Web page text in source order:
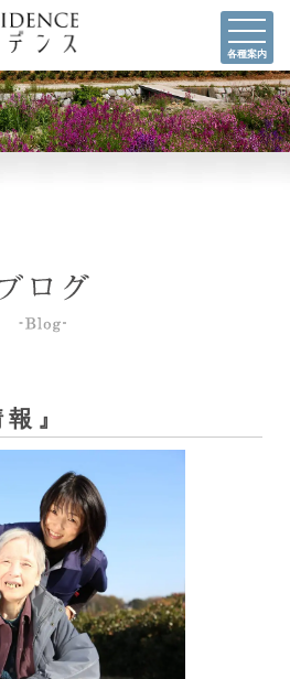
各種案内
』